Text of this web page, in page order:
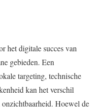
het digitale succes van
gebieden. Een
targeting, technische
kan het verschil
Hoewel de